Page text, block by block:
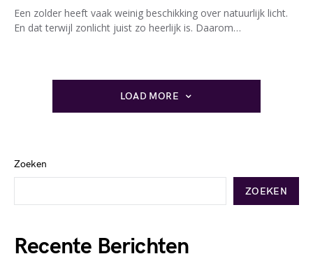
Een zolder heeft vaak weinig beschikking over natuurlijk licht.
En dat terwijl zonlicht juist zo heerlijk is. Daarom…
LOAD MORE
Zoeken
ZOEKEN
Recente Berichten